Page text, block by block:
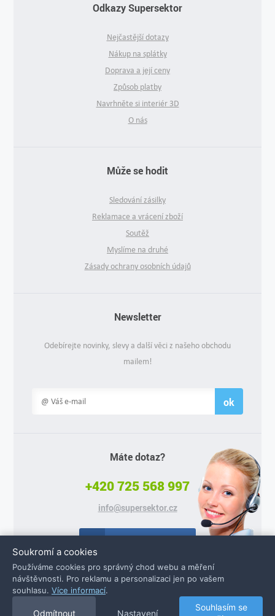
Odkazy Supersektor
Nejčastější dotazy
Nákup na splátky
Doprava a její ceny
Způsob platby
Navrhněte si interiér 3D
O nás
Může se hodit
Sledování zásilky
Reklamace a vrácení zboží
Soutěž
Myslíme na druhé
Zásady ochrany osobních údajů
Newsletter
Odebírejte novinky, slevy a další věci z našeho obchodu
mailem!
ok
Máte dotaz?
+420 725 568 997
info@supersektor.cz
© 2026 Supersektor.cz - všechna práva vyhrazena
Soukromí a cookies
Používáme cookies pro správný chod webu a měření
návštěvnosti. Pro reklamu a personalizaci jen po vašem
souhlasu. Více informací.
Odmítnout Nastavení
Souhlasím se